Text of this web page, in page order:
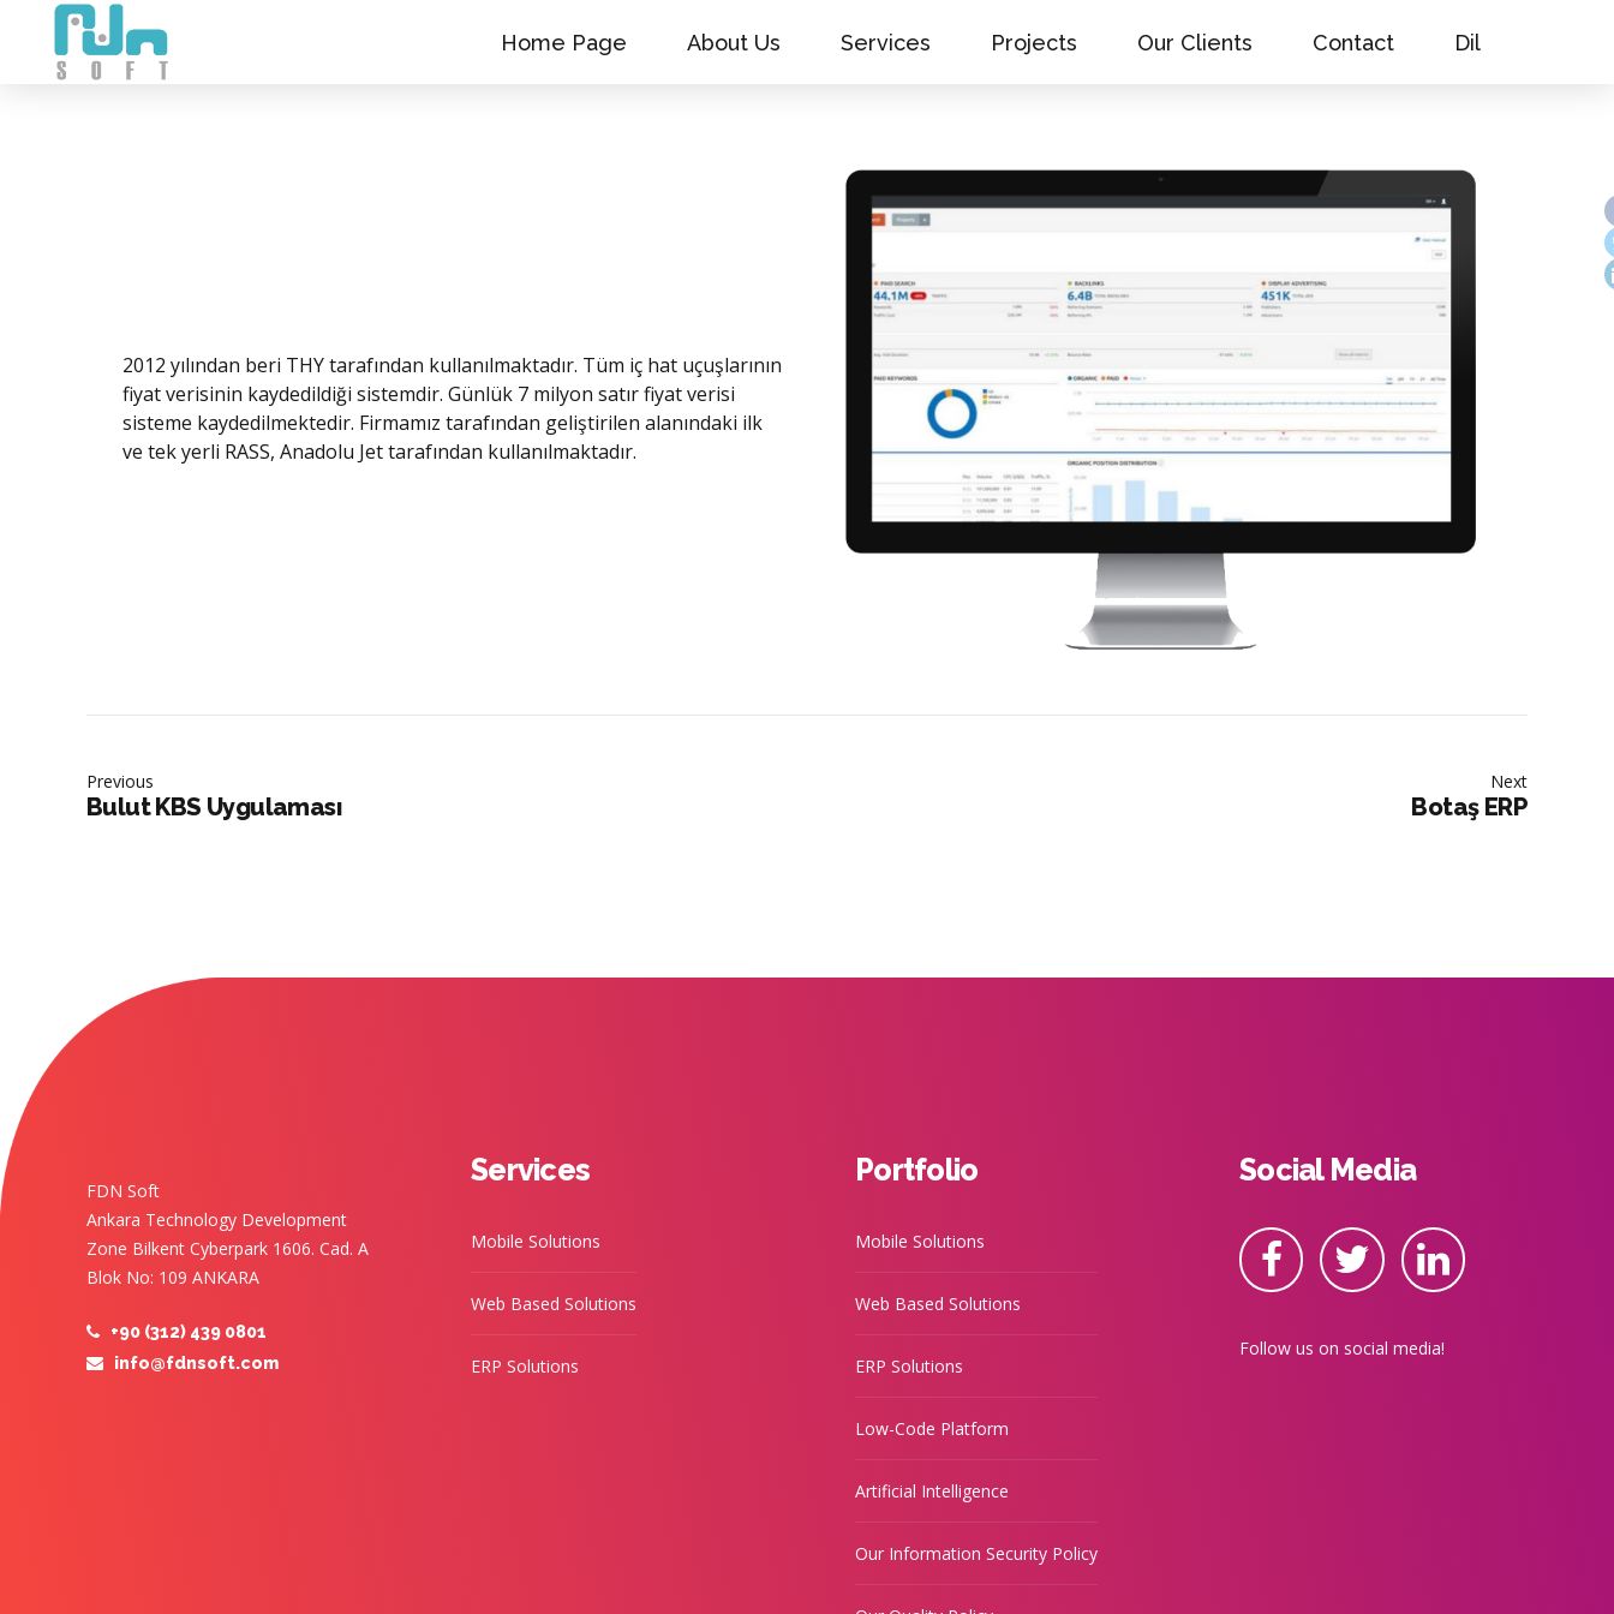
Home Page About Us Services Projects Our Clients Contact Dil
2012 yılından beri THY tarafından kullanılmaktadır. Tüm iç hat uçuşlarının
fiyat verisinin kaydedildiği sistemdir. Günlük 7 milyon satır fiyat verisi
sisteme kaydedilmektedir. Firmamız tarafından geliştirilen alanındaki ilk
ve tek yerli RASS, Anadolu Jet tarafından kullanılmaktadır.
Previous
Bulut KBS Uygulaması
Next
Botaş ERP
FDN Soft
Ankara Technology Development
Zone Bilkent Cyberpark 1606. Cad. A
Blok No: 109 ANKARA
+90 (312) 439 0801
info@fdnsoft.com
Services
Mobile Solutions
Web Based Solutions
ERP Solutions
Portfolio
Mobile Solutions
Web Based Solutions
ERP Solutions
Low-Code Platform
Artificial Intelligence
Our Information Security Policy
Social Media
Follow us on social media!